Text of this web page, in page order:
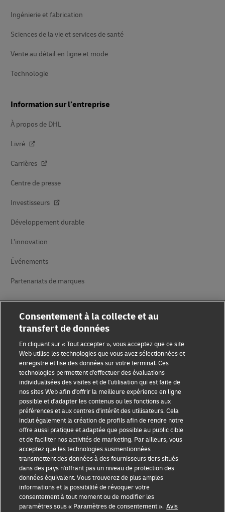
Ingénierie et fabrication
Sciences de la vie et services de santé
Vente au détail en ligne et mode
Technologie
Information sur l’entreprise
À propos de DHL
Livré
Carrières
Centre de presse
Investisseurs
Développement durable
L’innovation
Événements
Partenariats de marques
Sensibilisation à la fraude
Mention légale
Conditions d’utilisation
Avis de confidentialité
Informations complémentaires
Paramètres des cookies
Suivez-nous
Consentement à la collecte et au
transfert de données
En cliquant sur « Tout accepter », vous acceptez que ce site
Web utilise les technologies que vous avez sélectionnées et
enregistre et lise des données sur votre terminal. Ces
technologies permettent d'effectuer des évaluations
individualisées des visites et de l'utilisation qui est faite de
nos sites Web afin d'offrir la meilleure expérience en ligne
possible et d'adapter les contenus ou les fonctions aux
préférences et aux centres d'intérêt des utilisateurs. Cela
inclut également la création de profils afin de rendre notre
offre aussi pratique et adaptée que possible au public cible
et de faciliter nos activités de marketing. Par ailleurs, vous
acceptez que les technologies susmentionnées
transmettent des données à des fournisseurs tiers situés
dans des pays n'offrant pas un niveau de protection des
données équivalent. Vous trouverez de plus amples
informations et la possibilité de révoquer votre
consentement à tout moment ou de modifier les
paramètres sous « Paramètres de consentement ». Avis